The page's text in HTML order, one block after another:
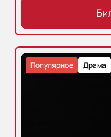
Драма
Популярное